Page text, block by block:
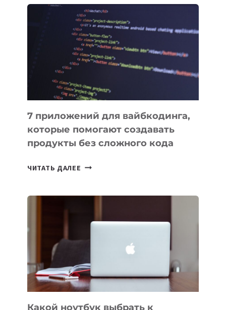
ПОЛЕЗНЫХ
ИНСТРУМЕНТОВ
ДЛЯ
РАБОТЫ
7 приложений для вайбкодинга,
которые помогают создавать
продукты без сложного кода
ЧИТАТЬ ДАЛЕЕ 7
ПОМОГАЮТ
СОЗДАВАТЬ
БЕЗ
СЛОЖНОГО
КОДА
Какой ноутбук выбрать к